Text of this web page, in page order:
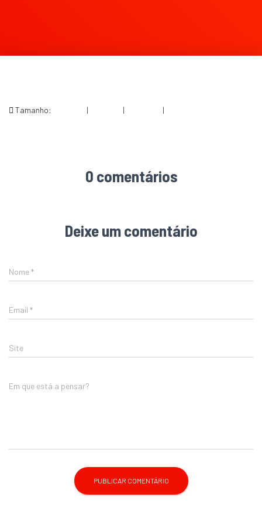
Tamanho: | | |
0 comentários
Deixe um comentário
Nome*
Email *
Site
Em que está a pensar?